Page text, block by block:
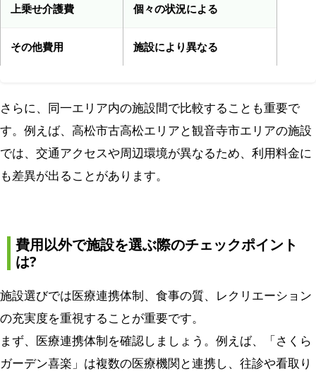
上乗せ介護費 個々の状況による
その他費用 施設により異なる
さらに、同一エリア内の施設間で比較することも重要で
す。例えば、高松市古高松エリアと観音寺市エリアの施設
では、交通アクセスや周辺環境が異なるため、利用料金に
も差異が出ることがあります。
費用以外で施設を選ぶ際のチェックポイント
は?
施設選びでは医療連携体制、食事の質、レクリエーション
の充実度を重視することが重要です。
まず、医療連携体制を確認しましょう。例えば、「さくら
ガーデン喜楽」は複数の医療機関と連携し、往診や看取り